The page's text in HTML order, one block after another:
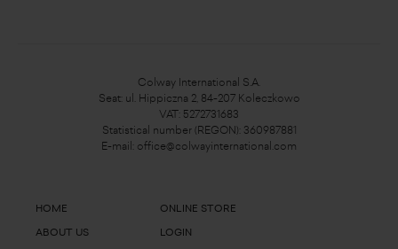
Colway International S.A.
Seat: ul. Hippiczna 2, 84-207 Koleczkowo
VAT: 5272731683
Statistical number (REGON): 360987881
E-mail: office@colwayinternational.com
HOME
ABOUT US
ONLINE STORE
LOGIN